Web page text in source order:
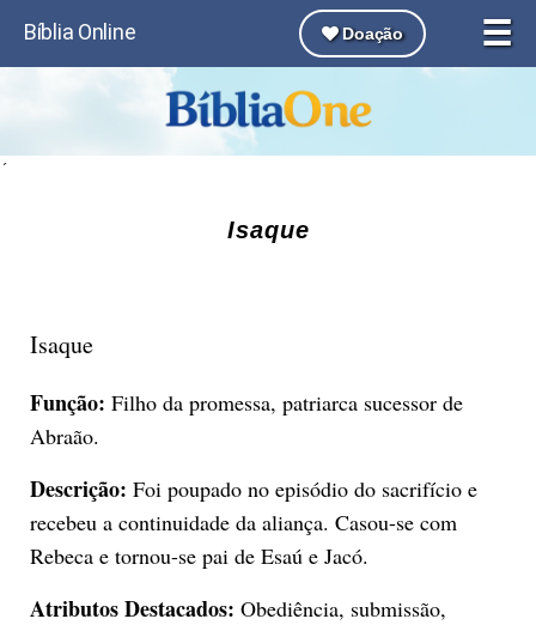
☰
Bíblia Online Doação
´
Isaque
Isaque
Função: Filho da promessa, patriarca sucessor de
Abraão.
Descrição: Foi poupado no episódio do sacrifício e
recebeu a continuidade da aliança. Casou-se com
Rebeca e tornou-se pai de Esaú e Jacó.
Atributos Destacados: Obediência, submissão,